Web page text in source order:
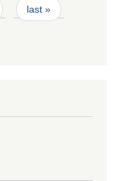
last »